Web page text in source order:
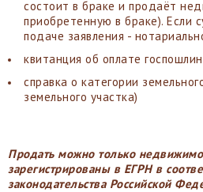
состоит в браке и продаёт
приобретенную в браке). Если
подаче заявления -
квитанция об оплате
справка о категории
земельного участка)
Продать можно только
зарегистрированы в ЕГРН в
законодательства Российской